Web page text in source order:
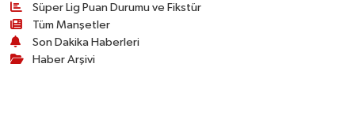
Süper Lig Puan Durumu ve Fikstür
Tüm Manşetler
Son Dakika Haberleri
Haber Arşivi